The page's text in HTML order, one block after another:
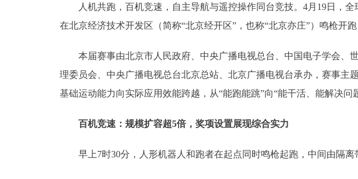
人机共跑，百机竞速，自主导航与遥控操作同台竞技。4月19日，
在北京经济技术开发区（简称“北京经开区”，也称“北京亦庄”）鸣枪开
本届赛事由北京市人民政府、中央广播电视总台、中国电子学会、
理委员会、中央广播电视总台北京总站、北京广播电视台承办，赛事主
基础运动能力向实际应用效能跨越，从“能跑能跳”向“能干活、能解决问
百机竞速：规模扩容超5倍，奖项设置展现综合实力
早上7时30分，人形机器人和跑者在起点同时鸣枪起跑，中间由隔离